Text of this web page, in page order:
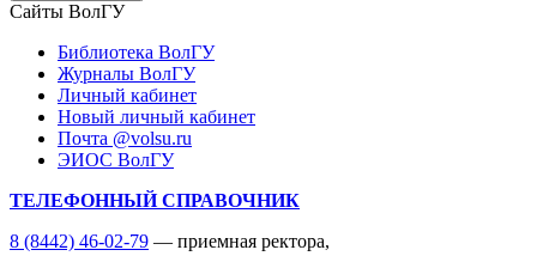
Сайты ВолГУ
Библиотека ВолГУ
Журналы ВолГУ
Личный кабинет
Новый личный кабинет
Почта @volsu.ru
ЭИОС ВолГУ
ТЕЛЕФОННЫЙ СПРАВОЧНИК
8 (8442) 46-02-79 — приемная ректора,